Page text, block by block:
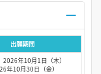
出願期間
2026年10月1日（木）
年10月30日（金）